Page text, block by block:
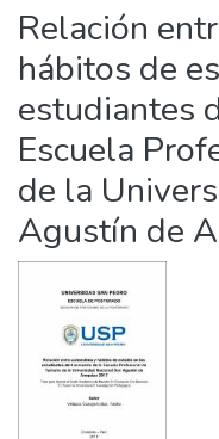
Statistics
Relación
hábitos de
estudiantes
Escuela
de la
Agustín de